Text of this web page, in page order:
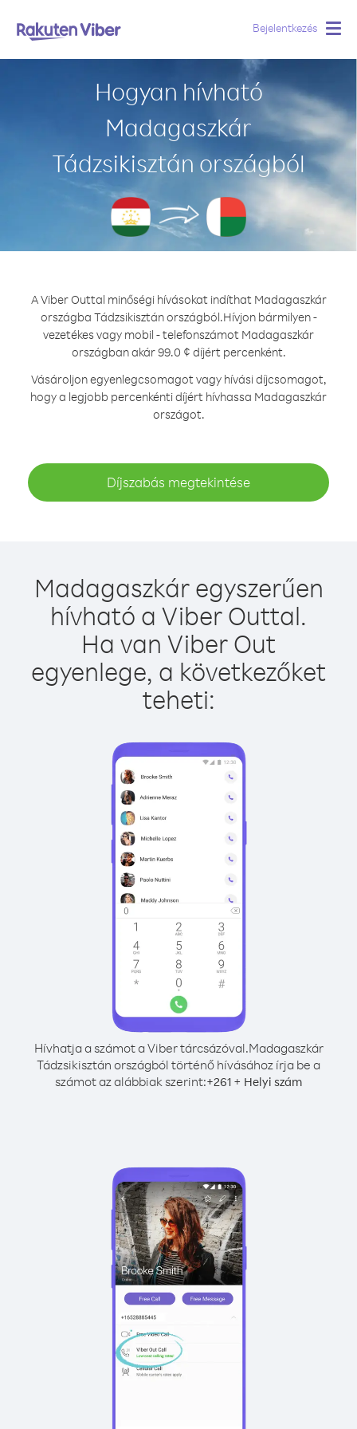
Bejelentkezés
Hogyan hívható
Madagaszkár
Tádzsikisztán országból
A Viber Outtal minőségi hívásokat indíthat Madagaszkár
országba Tádzsikisztán országból.Hívjon bármilyen -
vezetékes vagy mobil - telefonszámot Madagaszkár
országban akár 99.0 ¢ díjért percenként.
Vásároljon egyenlegcsomagot vagy hívási díjcsomagot,
hogy a legjobb percenkénti díjért hívhassa Madagaszkár
országot.
Díjszabás megtekintése
Madagaszkár egyszerűen
hívható a Viber Outtal.
Ha van Viber Out
egyenlege, a következőket
teheti:
Hívhatja a számot a Viber tárcsázóval.Madagaszkár
Tádzsikisztán országból történő hívásához írja be a
számot az alábbiak szerint:+261 + Helyi szám